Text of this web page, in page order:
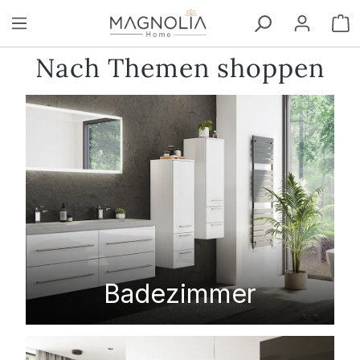
Zum Hauptinhalt springen
Nach Themen shoppen
Badezimmer